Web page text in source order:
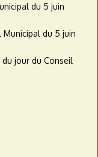
du 5 juin
du 5 juin
du jour du Conseil